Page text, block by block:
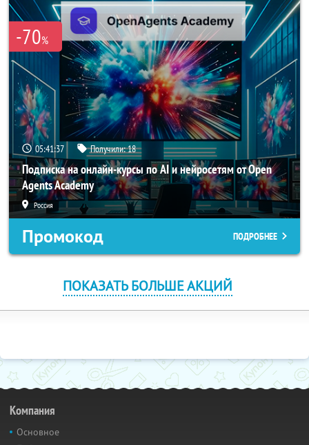
-70%
05:41:36 Получили:18
Подписка на онлайн-курсы по AI и нейросетям от Open
Agents Academy
Россия
Промокод ПОДРОБНЕЕ
ПОКАЗАТЬ БОЛЬШЕ АКЦИЙ
Компания
Основное